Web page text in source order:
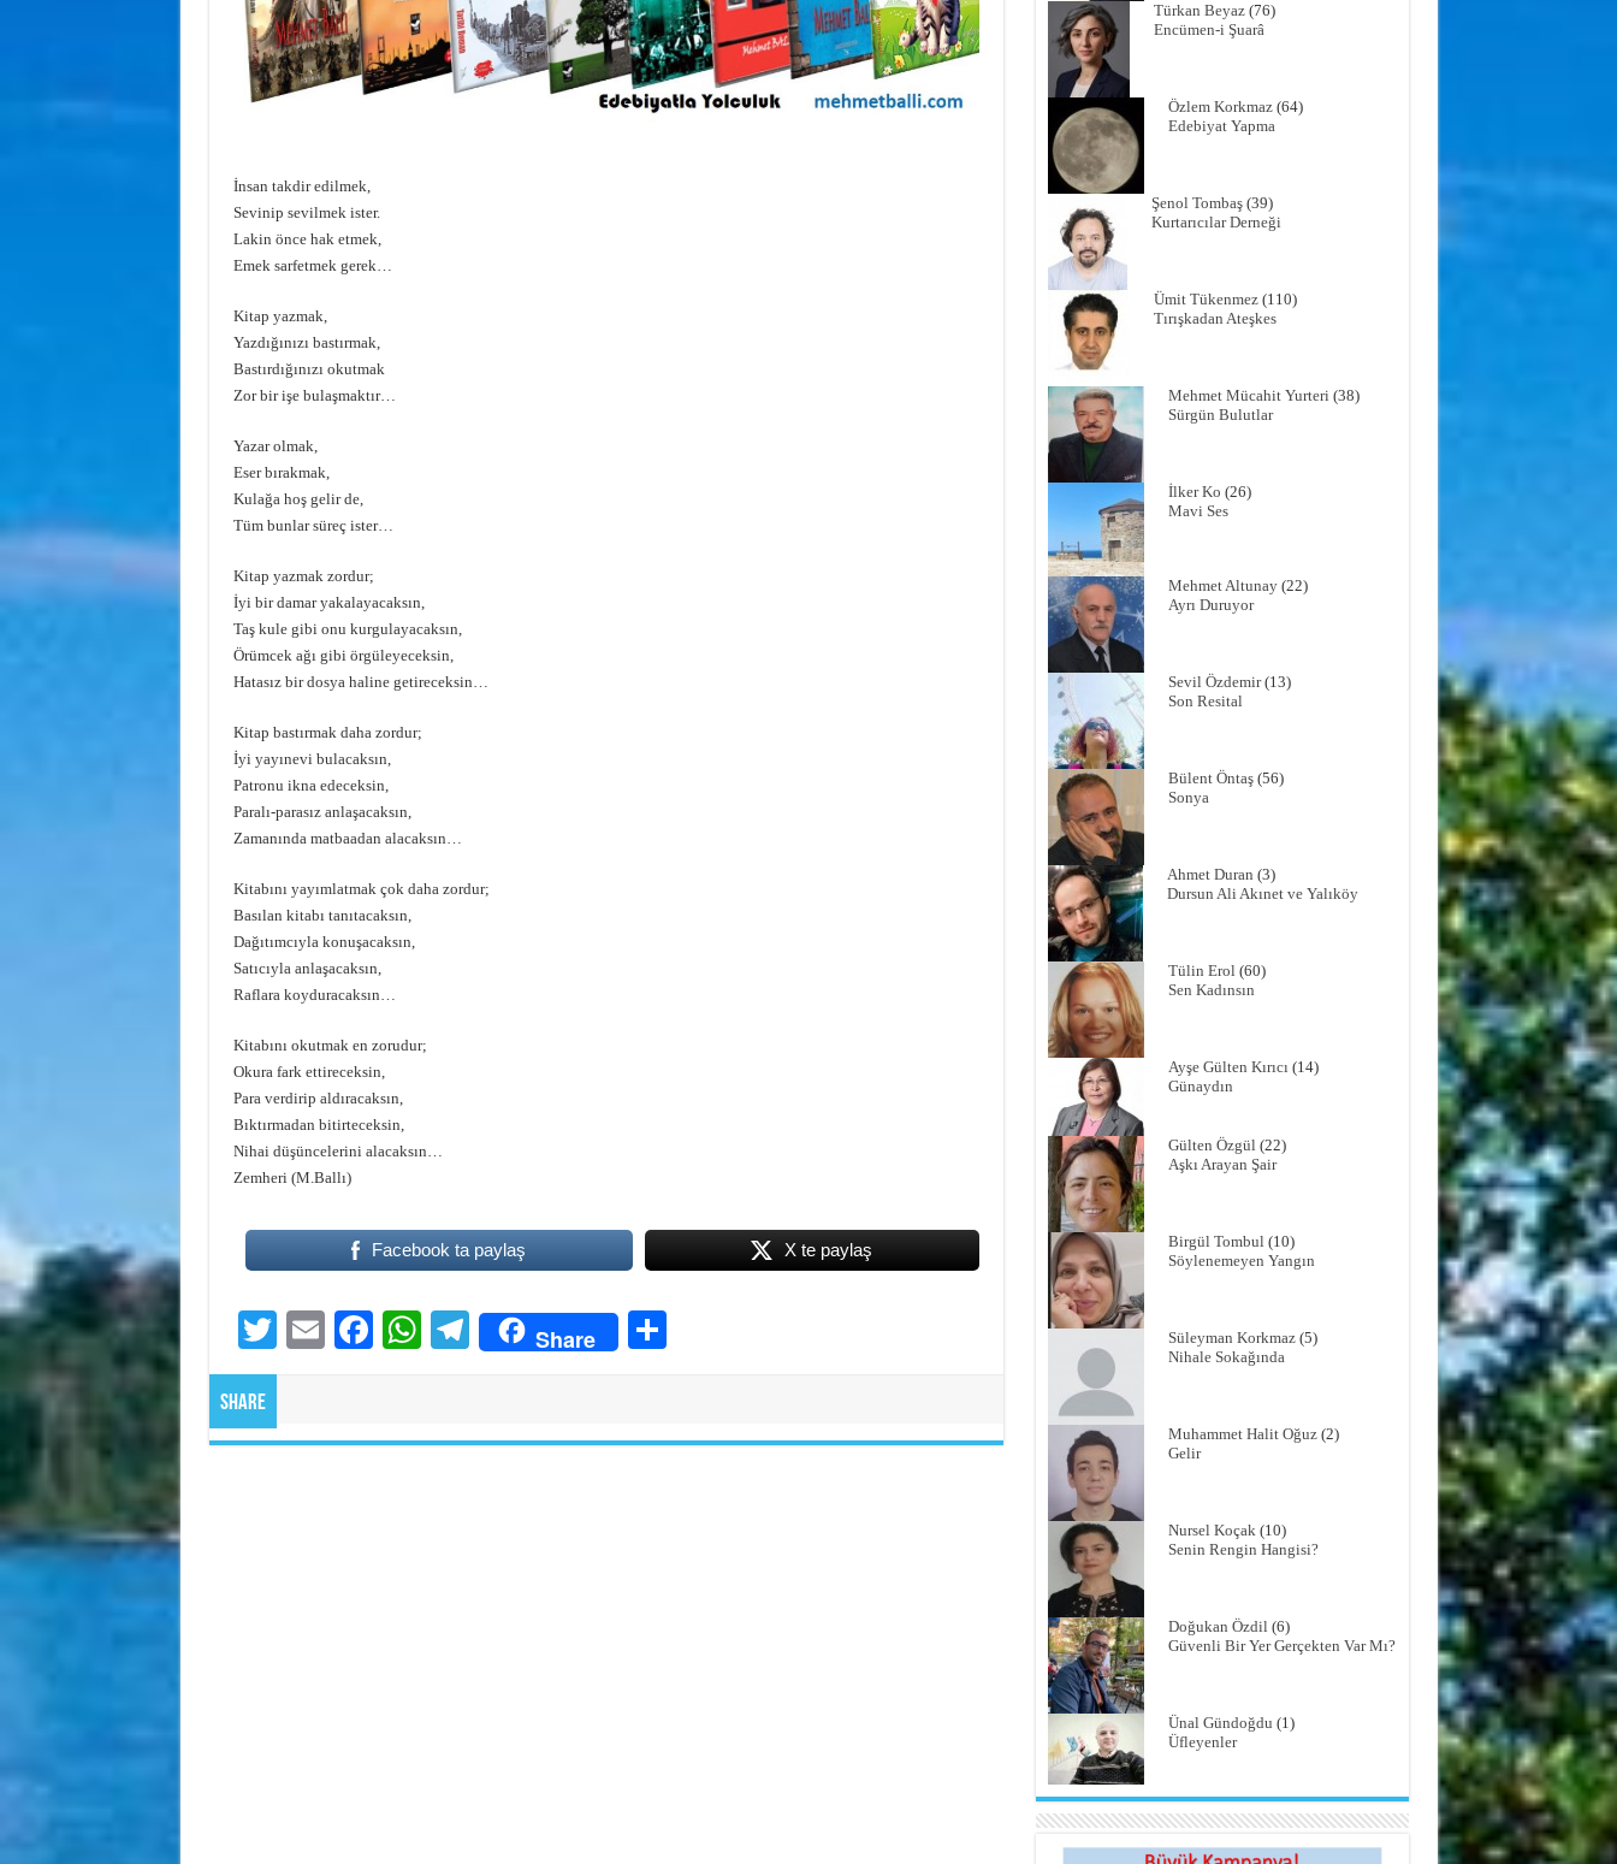
İnsan takdir edilmek,
Sevinip sevilmek ister.
Lakin önce hak etmek,
Emek sarfetmek gerek…
Kitap yazmak,
Yazdığınızı bastırmak,
Bastırdığınızı okutmak
Zor bir işe bulaşmaktır…
Yazar olmak,
Eser bırakmak,
Kulağa hoş gelir de,
Tüm bunlar süreç ister…
Kitap yazmak zordur;
İyi bir damar yakalayacaksın,
Taş kule gibi onu kurgulayacaksın,
Örümcek ağı gibi örgüleyeceksin,
Hatasız bir dosya haline getireceksin…
Kitap bastırmak daha zordur;
İyi yayınevi bulacaksın,
Patronu ikna edeceksin,
Paralı-parasız anlaşacaksın,
Zamanında matbaadan alacaksın…
Kitabını yayımlatmak çok daha zordur;
Basılan kitabı tanıtacaksın,
Dağıtımcıyla konuşacaksın,
Satıcıyla anlaşacaksın,
Raflara koyduracaksın…
Kitabını okutmak en zorudur;
Okura fark ettireceksin,
Para verdirip aldıracaksın,
Bıktırmadan bitirteceksin,
Nihai düşüncelerini alacaksın…
Zemheri (M.Ballı)
Facebook ta paylaş X te paylaş
T
wi
r
E Fa
ok
W
A
Te
a
Share
S
Share
Türkan Beyaz(76)
Encümen-i Şuarâ
Özlem Korkmaz(64)
Edebiyat Yapma
Şenol Tombaş(39)
Kurtarıcılar Derneği
Ümit Tükenmez(110)
Tırışkadan Ateşkes
Mehmet Mücahit Yurteri(38)
Sürgün Bulutlar
İlker Ko (26)
Mavi Ses
Mehmet Altunay(22)
Ayrı Duruyor
Sevil Özdemir(13)
Son Resital
Bülent Öntaş(56)
Sonya
Ahmet Duran (3)
Dursun Ali Akınet ve Yalıköy
Tülin Erol(60)
Sen Kadınsın
Ayşe Gülten Kırıcı(14)
Günaydın
Gülten Özgül(22)
Aşkı Arayan Şair
Birgül Tombul(10)
Söylenemeyen Yangın
Süleyman Korkmaz(5)
Nihale Sokağında
Muhammet Halit Oğuz(2)
Gelir
Nursel Koçak(10)
Senin Rengin Hangisi?
Doğukan Özdil(6)
Güvenli Bir Yer Gerçekten Var Mı?
Ünal Gündoğdu (1)
Üfleyenler